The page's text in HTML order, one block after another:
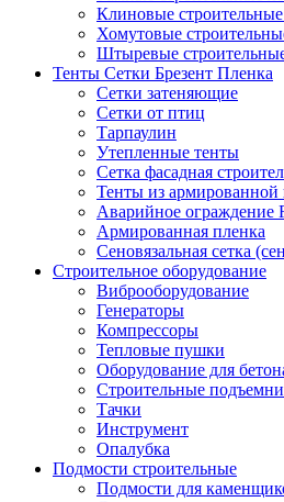
Клиновые строительные
Хомутовые
Штыревые
Тенты Сетки Брезент Пленка
Сетки затеняющие
Сетки от птиц
Тарпаулин
Утепленные тенты
Сетка фасадная
Тенты из армированной
Аварийное ограждение
Армированная пленка
Сеновязальная сетка
Строительное оборудование
Виброоборудование
Генераторы
Компрессоры
Тепловые пушки
Оборудование для
Строительные
Тачки
Инструмент
Опалубка
Подмости строительные
Подмости для